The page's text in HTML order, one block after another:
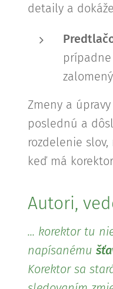
detaily a
Zmeny a
poslednú a
rozdelenie
keď má
Autori,
... korektor tu
napísanému
Korektor sa